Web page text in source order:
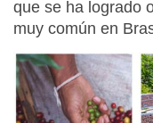
que se ha logrado
muy común en